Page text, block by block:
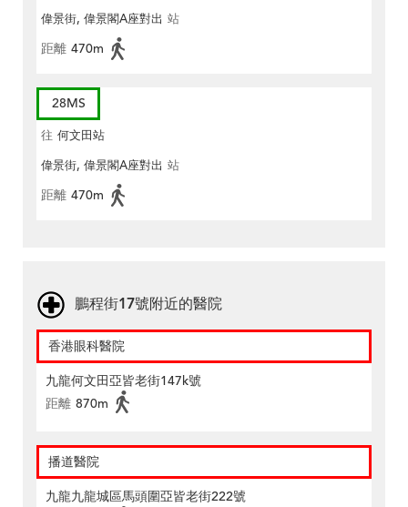
偉景街, 偉景閣A座對出 站
距離 470m
28MS
往 何文田站
偉景街, 偉景閣A座對出 站
距離 470m
鵬程街17號附近的醫院
香港眼科醫院
九龍何文田亞皆老街147k號
距離 870m
播道醫院
九龍九龍城區馬頭圍亞皆老街222號